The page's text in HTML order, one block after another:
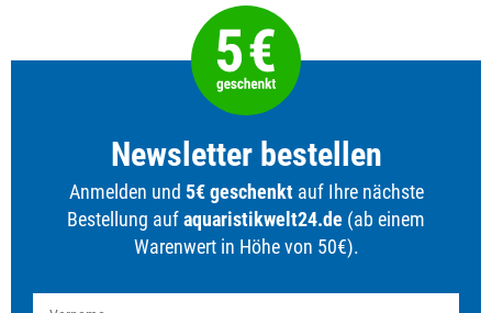
Newsletter bestellen
Anmelden und 5€ geschenktauf Ihre nächste
Bestellung aufaquaristikwelt24.de (ab einem
Warenwert in Höhe von 50€).